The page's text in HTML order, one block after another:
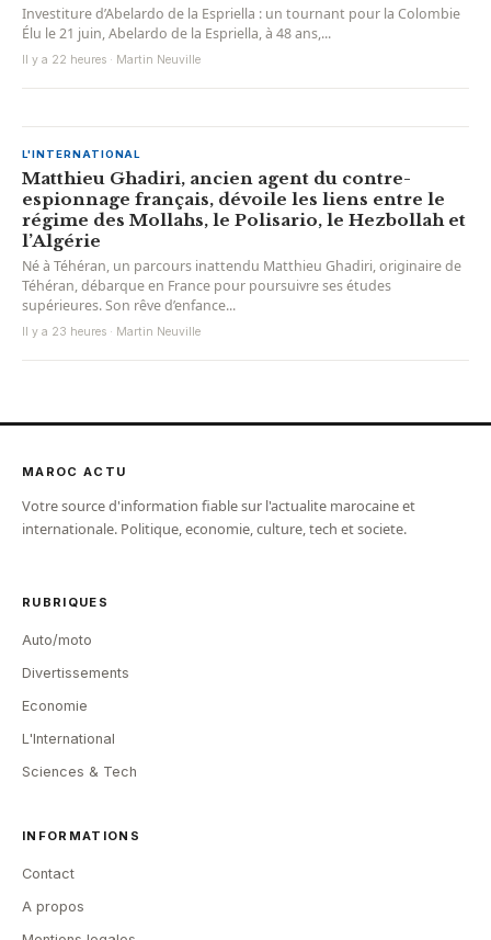
Investiture d’Abelardo de la Espriella : un tournant pour la Colombie
Élu le 21 juin, Abelardo de la Espriella, à 48 ans,...
Il y a 22 heures · Martin Neuville
L'INTERNATIONAL
Matthieu Ghadiri, ancien agent du contre-
espionnage français, dévoile les liens entre le
régime des Mollahs, le Polisario, le Hezbollah et
l’Algérie
Né à Téhéran, un parcours inattendu Matthieu Ghadiri, originaire de
Téhéran, débarque en France pour poursuivre ses études
supérieures. Son rêve d’enfance...
Il y a 23 heures · Martin Neuville
MAROC ACTU
Votre source d'information fiable sur l'actualite marocaine et
internationale. Politique, economie, culture, tech et societe.
RUBRIQUES
Auto/moto
Divertissements
Economie
L'International
Sciences & Tech
INFORMATIONS
Contact
A propos